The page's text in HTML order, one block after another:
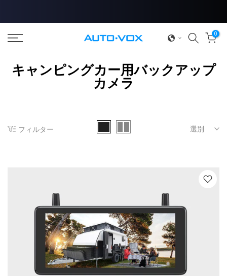
ン
テ
ン
へ
0
キャンピングカー用バックアップ
カメラ
フィルター 選別